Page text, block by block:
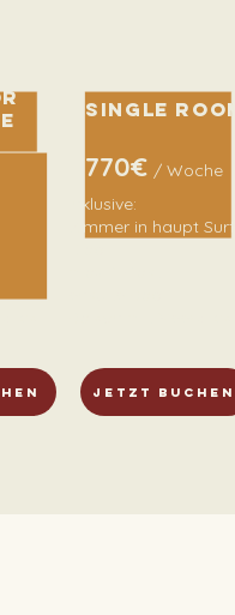
single room
770€ / Woche
Inklusive:
Zimmer in haupt Surf
jetzt buchen